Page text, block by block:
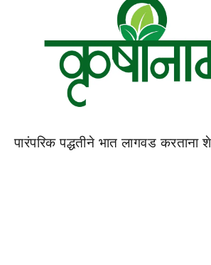
पारंपरिक पद्धतीने भात लागवड करताना